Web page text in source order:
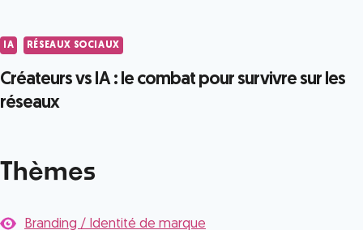
IA RÉSEAUX SOCIAUX
Créateurs vs IA : le combat pour survivre sur les
réseaux
Thèmes
Branding / Identité de marque